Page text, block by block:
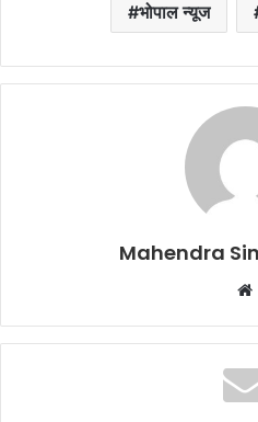
भोपाल न्यूज
Mahendra